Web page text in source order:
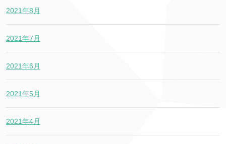
2021年8月
2021年7月
2021年6月
2021年5月
2021年4月